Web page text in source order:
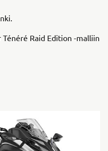
Raid Edition -malliin